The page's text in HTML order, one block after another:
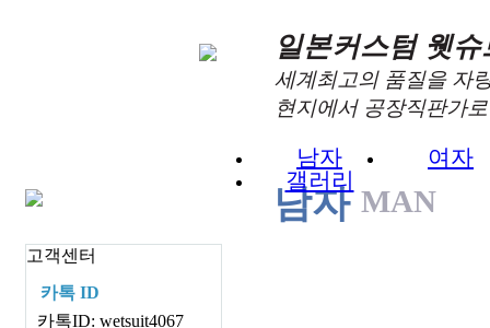
일본커스텀 웻
세계최고의 품질을 자
현지에서 공장직판가
남자
여자
갤러리
고객센터
카톡 ID
카톡ID: wetsuit4067
남자 MAN